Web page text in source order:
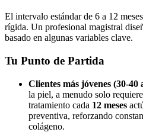
El intervalo estándar de 6 a 12
rígida. Un profesional magistral
basado en algunas variables clave.
Tu Punto de Partida
Clientes más jóvenes (30-40
la piel, a menudo solo
tratamiento cada 12 meses
preventiva, reforzando
colágeno.